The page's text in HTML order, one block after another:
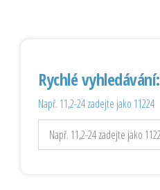
Rychlé vyhledávání:
Např. 11,2-24 zadejte jako 11224